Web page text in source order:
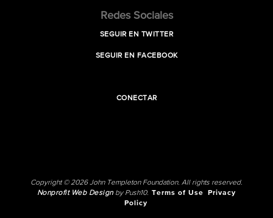
Redes Sociales
SEGUIR EN TWITTER
SEGUIR EN FACEBOOK
CONECTAR
Copyright © 2026 John Templeton Foundation. All rights reserved.
Nonprofit Web Designby Push10. Terms of Use
Privacy
Policy